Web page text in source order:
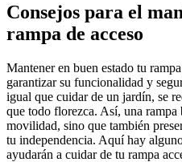
Consejos para el
rampa de acceso
Mantener en buen estado tu
garantizar su funcionalidad y
igual que cuidar de un jardín, se
que todo florezca. Así, una
movilidad, sino que también
tu independencia. Aquí hay
ayudarán a cuidar de tu rampa